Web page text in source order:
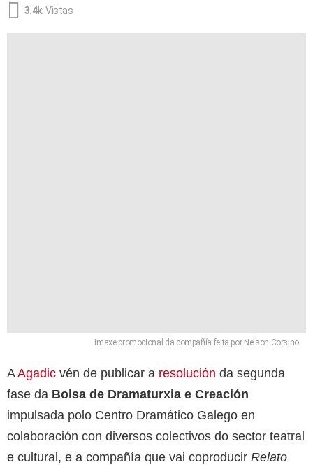
3.4k Vistas
Imaxe promocional da compañía feita por Nelson Corsino
AAgadic vén de publicar a resolución da segunda
fase da Bolsa de Dramaturxia e Creación
impulsada polo Centro Dramático Galego en
colaboración con diversos colectivos do sector teatral
e cultural, e a compañía que vai coproducir Relato